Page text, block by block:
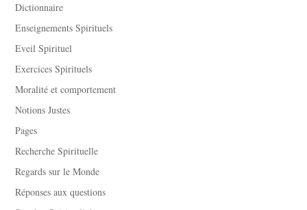
Dictionnaire
Enseignements Spirituels
Eveil Spirituel
Exercices Spirituels
Moralité et comportement
Notions Justes
Pages
Recherche Spirituelle
Regards sur le Monde
Réponses aux questions